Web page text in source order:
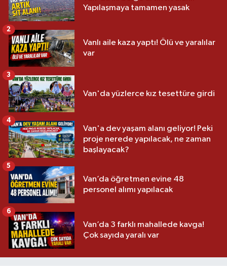
Yapılaşmaya tamamen yasak
Vanlı aile kaza yaptı! Ölü ve yaralılar
var
2
Van'da yüzlerce kız tesettüre girdi
3
Van'a dev yaşam alanı geliyor! Peki
proje nerede yapılacak, ne zaman
başlayacak?
4
Van’da öğretmen evine 48
personel alımı yapılacak
5
Van’da 3 farklı mahallede kavga!
Çok sayıda yaralı var
6